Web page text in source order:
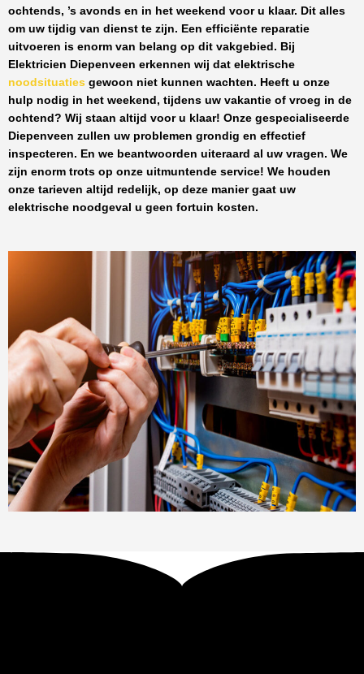
ochtends, ’s avonds en in het weekend voor u klaar. Dit alles
om uw tijdig van dienst te zijn. Een efficiënte reparatie
uitvoeren is enorm van belang op dit vakgebied. Bij
Elektricien Diepenveen erkennen wij dat elektrische
noodsituaties gewoon niet kunnen wachten. Heeft u onze
hulp nodig in het weekend, tijdens uw vakantie of vroeg in de
ochtend? Wij staan altijd voor u klaar! Onze gespecialiseerde
Diepenveen zullen uw problemen grondig en effectief
inspecteren. En we beantwoorden uiteraard al uw vragen. We
zijn enorm trots op onze uitmuntende service! We houden
onze tarieven altijd redelijk, op deze manier gaat uw
elektrische noodgeval u geen fortuin kosten.